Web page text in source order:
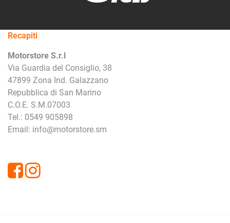
Recapiti
Motorstore S.r.l
Via Guardia del Consiglio, 38
47899 Zona Ind. Galazzano
Repubblica di San Marino
C.O.E. S.M.07003
Tel.: 0549 905898
Email: info@motorstore.sm
FacebookInstagram